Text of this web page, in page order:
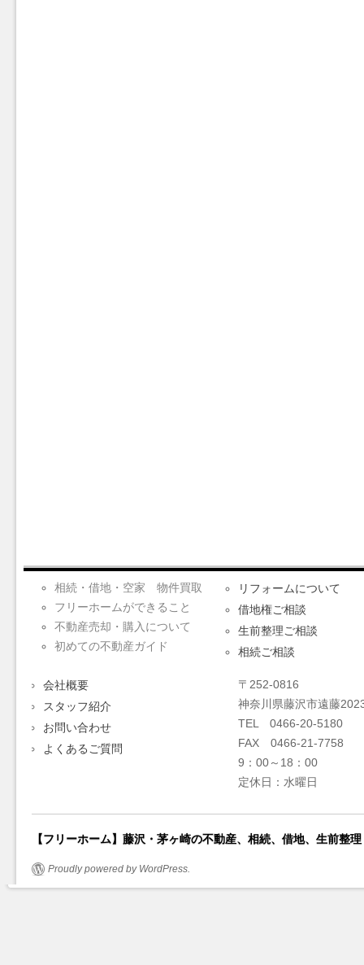
相続・借地・空家 物件買取
フリーホームができること
不動産売却・購入について
初めての不動産ガイド
リフォームについて
借地権ご相談
生前整理ご相談
相続ご相談
会社概要
スタッフ紹介
お問い合わせ
よくあるご質問
〒252-0816
神奈川県藤沢市遠藤
TEL 0466-20-5180
FAX 0466-21-7758
9：00～18：00
定休日：水曜日
【フリーホーム】藤沢・茅ヶ崎の不動産、相続、借地、生前整理
Proudly powered by WordPress.